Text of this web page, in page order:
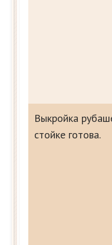
Выкройка
стойке готова.